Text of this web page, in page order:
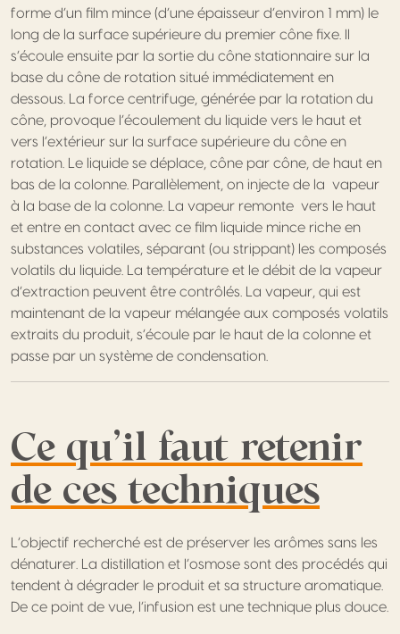
forme d’un film mince (d’une épaisseur d’environ 1 mm) le
long de la surface supérieure du premier cône fixe. Il
s’écoule ensuite par la sortie du cône stationnaire sur la
base du cône de rotation situé immédiatement en
dessous. La force centrifuge, générée par la rotation du
cône, provoque l’écoulement du liquide vers le haut et
vers l’extérieur sur la surface supérieure du cône en
rotation. Le liquide se déplace, cône par cône, de haut en
bas de la colonne. Parallèlement, on injecte de la vapeur
à la base de la colonne. La vapeur remonte vers le haut
et entre en contact avec ce film liquide mince riche en
substances volatiles, séparant (ou strippant) les composés
volatils du liquide. La température et le débit de la vapeur
d’extraction peuvent être contrôlés. La vapeur, qui est
maintenant de la vapeur mélangée aux composés volatils
extraits du produit, s’écoule par le haut de la colonne et
passe par un système de condensation.
Ce qu’il faut retenir
de ces techniques
L’objectif recherché est de préserver les arômes sans les
dénaturer. La distillation et l’osmose sont des procédés qui
tendent à dégrader le produit et sa structure aromatique.
De ce point de vue, l’infusion est une technique plus douce.